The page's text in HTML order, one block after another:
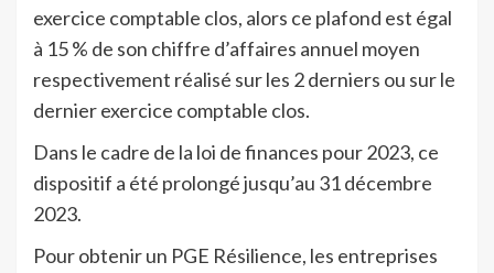
exercice comptable clos, alors ce plafond est égal
à 15 % de son chiffre d’affaires annuel moyen
respectivement réalisé sur les 2 derniers ou sur le
dernier exercice comptable clos.
Dans le cadre de la loi de finances pour 2023, ce
dispositif a été prolongé jusqu’au 31 décembre
2023.
Pour obtenir un PGE Résilience, les entreprises